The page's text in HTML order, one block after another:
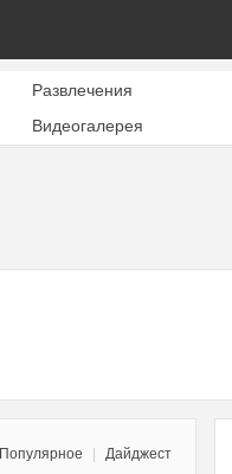
Развлечения
Видеогалерея
Популярное Дайджест